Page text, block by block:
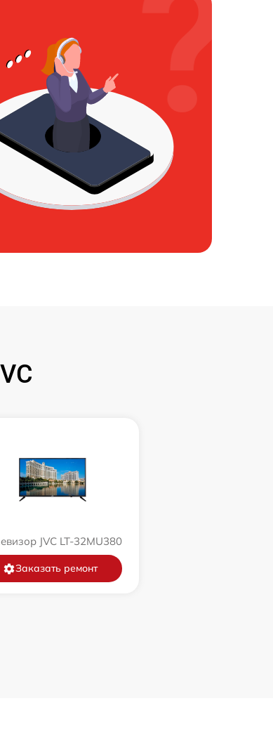
JVC LT-32MU380
Заказать ремонт